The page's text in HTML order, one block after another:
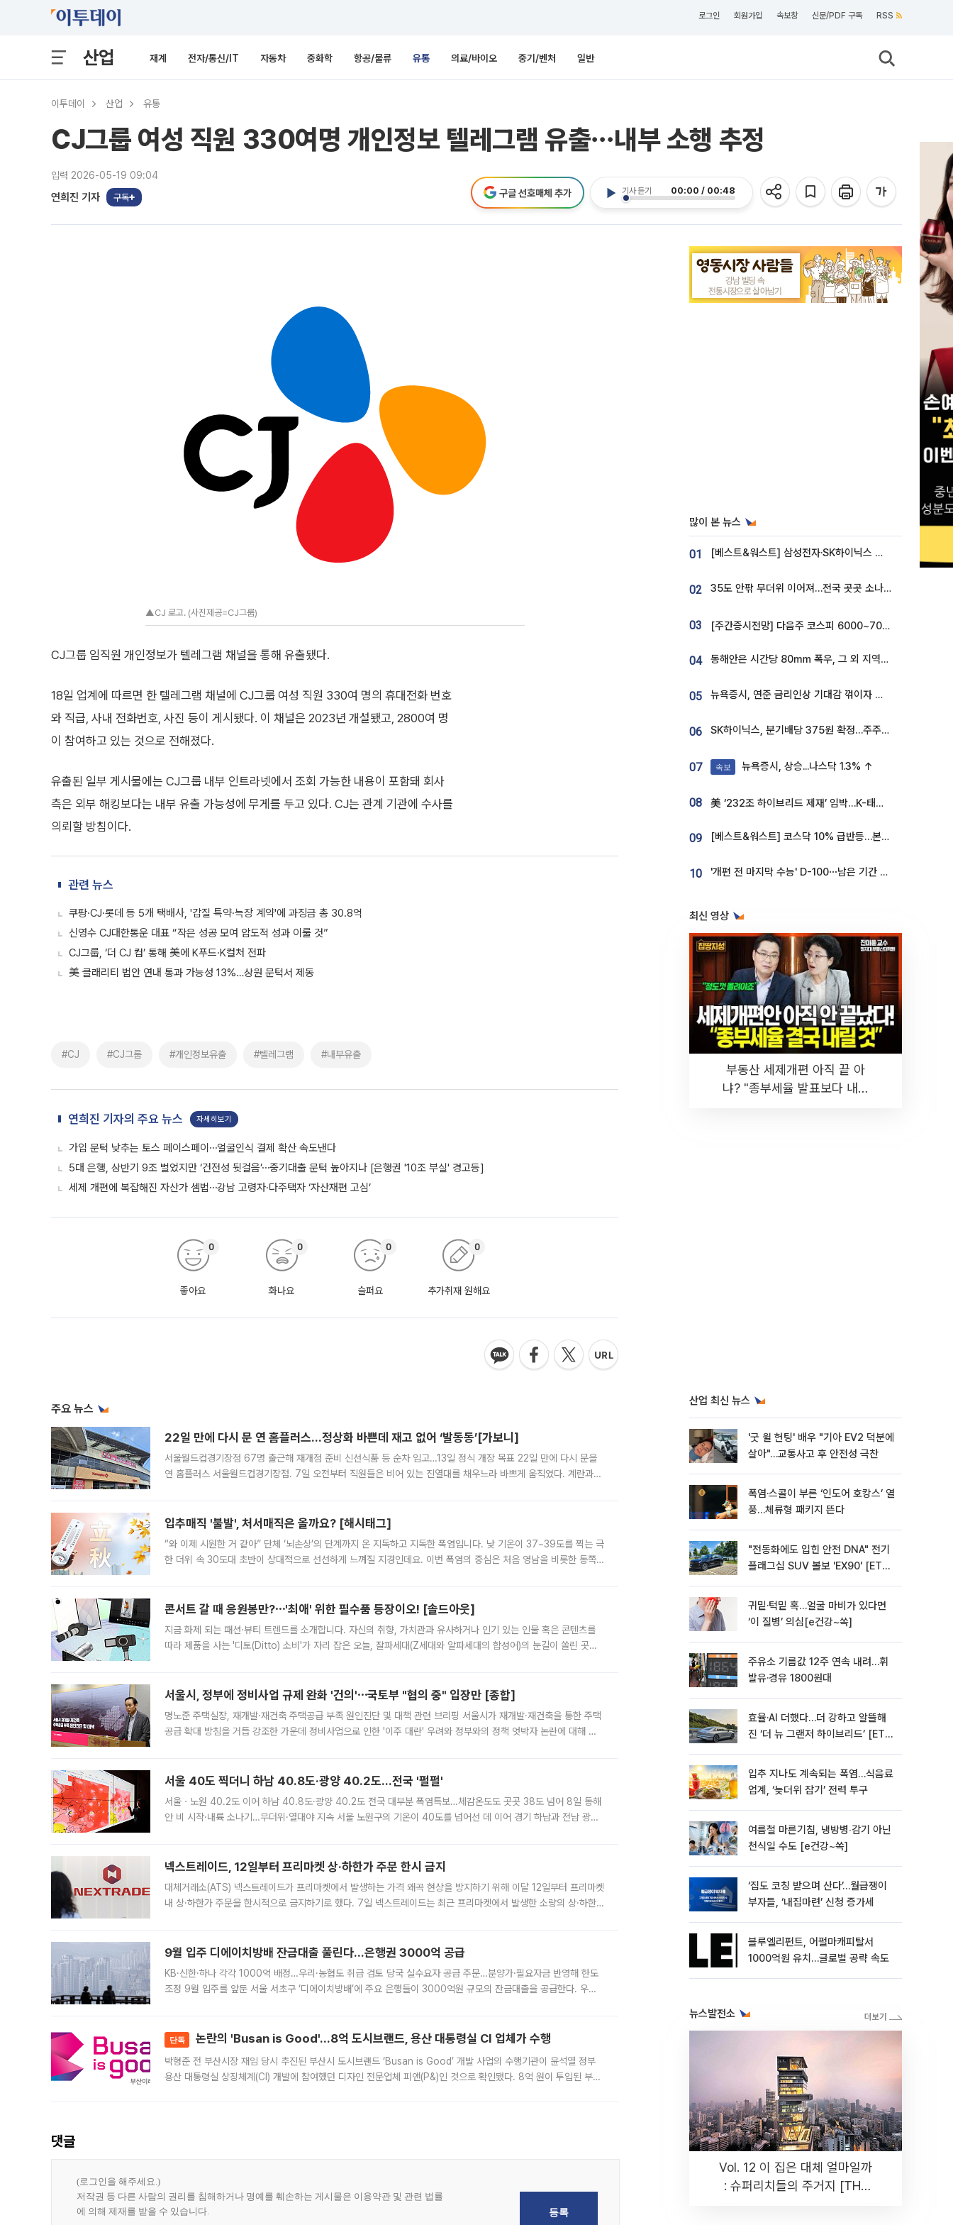
로그인 회원가입 속보창 신문/PDF 구독 RSS
산업 재계 전자/통신/IT 자동차 중화학 항공/물류 유통 의료/바이오 중기/벤처 일반
이투데이 산업 유통
CJ그룹 여성 직원 330여명 개인정보 텔레그램 유출⋯내부 소행 추정
입력 2026-05-19 09:04
연희진 기자 구독
기사 듣기 00:00 / 00:48
구글 선호매체 추가
▲CJ 로고. (사진제공=CJ그룹)
CJ그룹 임직원 개인정보가 텔레그램 채널을 통해 유출됐다.
18일 업계에 따르면 한 텔레그램 채널에 CJ그룹 여성 직원 330여 명의 휴대전화 번호
와 직급, 사내 전화번호, 사진 등이 게시됐다. 이 채널은 2023년 개설됐고, 2800여 명
이 참여하고 있는 것으로 전해졌다.
유출된 일부 게시물에는 CJ그룹 내부 인트라넷에서 조회 가능한 내용이 포함돼 회사
측은 외부 해킹보다는 내부 유출 가능성에 무게를 두고 있다. CJ는 관계 기관에 수사를
의뢰할 방침이다.
관련 뉴스
쿠팡·CJ·롯데 등 5개 택배사, '갑질 특약·늑장 계약'에 과징금 총 30.8억
신영수 CJ대한통운 대표 “작은 성공 모여 압도적 성과 이룰 것”
CJ그룹, ‘더 CJ 컵’ 통해 美에 K푸드·K컬처 전파
美 클래리티 법안 연내 통과 가능성 13%…상원 문턱서 제동
#CJ #CJ그룹 #개인정보유출 #텔레그램 #내부유출
연희진 기자의 주요 뉴스 자세히보기
가입 문턱 낮추는 토스 페이스페이⋯얼굴인식 결제 확산 속도낸다
5대 은행, 상반기 9조 벌었지만 ‘건전성 뒷걸음’⋯중기대출 문턱 높아지나 [은행권 '10조 부실' 경고등]
세제 개편에 복잡해진 자산가 셈법⋯강남 고령자·다주택자 ‘자산재편 고심’
좋아요
0
화나요
0
슬퍼요
0
추가취재 원해요
0
주요 뉴스
22일 만에 다시 문 연 홈플러스…정상화 바쁜데 재고 없어 ‘발동동’[가보니]
서울월드컵경기장점 67명 출근해 재개점 준비 신선식품 등 순차 입고…13일 정식 개장 목표 22일 만에 다시 문을
연 홈플러스 서울월드컵경기장점. 7일 오전부터 직원들은 비어 있는 진열대를 채우느라 바쁘게 움직였다. 계란과
입추매직 '불발', 처서매직은 올까요? [해시태그]
“와 이제 시원한 거 같아” 단체 ‘뇌손상’의 단계까지 온 지독하고 지독한 폭염입니다. 낮 기온이 37~39도를 찍는 극
한 더위 속 30도대 초반이 상대적으로 선선하게 느껴질 지경인데요. 이번 폭염의 중심은 처음 영남을 비롯한 동쪽
콘서트 갈 때 응원봉만?⋯'최애' 위한 필수품 등장이오! [솔드아웃]
지금 화제 되는 패션·뷰티 트렌드를 소개합니다. 자신의 취향, 가치관과 유사하거나 인기 있는 인물 혹은 콘텐츠를
따라 제품을 사는 '디토(Ditto) 소비'가 자리 잡은 오늘, 잘파세대(Z세대와 알파세대의 합성어)의 눈길이 쏠린 곳은
서울시, 정부에 정비사업 규제 완화 '건의'⋯국토부 "협의 중" 입장만 [종합]
명노준 주택실장, 재개발·재건축 주택공급 부족 원인진단 및 대책 관련 브리핑 서울시가 재개발·재건축을 통한 주택
공급 확대 방침을 거듭 강조한 가운데 정비사업으로 인한 '이주 대란' 우려와 정부와의 정책 엇박자 논란에 대해 정
서울 40도 찍더니 하남 40.8도·광양 40.2도…전국 '펄펄'
서울ㆍ노원 40.2도 이어 하남 40.8도·광양 40.2도 전국 대부분 폭염특보…체감온도도 곳곳 38도 넘어 8일 동해
안 비 시작·내륙 소나기…무더위·열대야 지속 서울 노원구의 기온이 40도를 넘어선 데 이어 경기 하남과 전남 광양
넥스트레이드, 12일부터 프리마켓 상·하한가 주문 한시 금지
대체거래소(ATS) 넥스트레이드가 프리마켓에서 발생하는 가격 왜곡 현상을 방지하기 위해 이달 12일부터 프리마켓
내 상·하한가 주문을 한시적으로 금지하기로 했다. 7일 넥스트레이드는 최근 프리마켓에서 발생한 소량의 상·하한
9월 입주 디에이치방배 잔금대출 풀린다…은행권 3000억 공급
KB·신한·하나 각각 1000억 배정…우리·농협도 취급 검토 당국 실수요자 공급 주문…분양가·필요자금 반영해 한도
조정 9월 입주를 앞둔 서울 서초구 ‘디에이치방배’에 주요 은행들이 3000억원 규모의 잔금대출을 공급한다. 우리
단독 논란의 'Busan is Good'…8억 도시브랜드, 용산 대통령실 CI 업체가 수행
박형준 전 부산시장 재임 당시 추진된 부산시 도시브랜드 ‘Busan is Good’ 개발 사업의 수행기관이 윤석열 정부
용산 대통령실 상징체계(CI) 개발에 참여했던 디자인 전문업체 피앤(P&)인 것으로 확인됐다. 8억 원이 투입된 부산
댓글
많이 본 뉴스
01 [베스트&워스트] 삼성전자·SK하이닉스 밀린 한 주…상상인증권은 85% 급등
02 35도 안팎 무더위 이어져…전국 곳곳 소나기 [오늘 날씨]
03 [주간증시전망] 다음주 코스피 6000~7000⋯“外人 수급은 정책이 변수”
04 동해안은 시간당 80㎜ 폭우, 그 외 지역은 폭염…‘극과 극 날씨’
05 뉴욕증시, 연준 금리인상 기대감 꺾이자 상승...S&P500 사상 최고치 [종합]
06 SK하이닉스, 분기배당 375원 확정…주주환원책 9월로 앞당겨 발표
07 속보 뉴욕증시, 상승...나스닥 1.3% ↑
08 美 ‘232조 하이브리드 제재’ 임박…K-태양광, 불확실성 털고 날개 다나
09 [베스트&워스트] 코스닥 10% 급반등…본느, 최대주주 변경 기대에 270% 폭등
10 '개편 전 마지막 수능' D-100⋯남은 기간 성적 올릴 전략은
최신 영상
부동산 세제개편 아직 끝 아
냐? "종부세율 발표보다 내릴
산업 최신 뉴스
'굿 윌 헌팅' 배우 "기아 EV2 덕분에
살아"…교통사고 후 안전성 극찬
폭염·스콜이 부른 ‘인도어 호캉스’ 열
풍…체류형 패키지 뜬다
"전동화에도 입힌 안전 DNA" 전기
플래그십 SUV 볼보 'EX90' [ET의
귀밑·턱밑 혹…얼굴 마비가 있다면
‘이 질병’ 의심[e건강~쏙]
주유소 기름값 12주 연속 내려…휘
발유·경유 1800원대
효율·AI 더했다…더 강하고 알뜰해
진 ‘더 뉴 그랜저 하이브리드’ [ET의
입추 지나도 계속되는 폭염…식음료
업계, ‘늦더위 잡기’ 전력 투구
여름철 마른기침, 냉방병‧감기 아닌
천식일 수도 [e건강~쏙]
‘집도 코칭 받으며 산다’…월급쟁이
부자들, ‘내집마련’ 신청 증가세
블루엘리펀트, 어펄마캐피탈서
1000억원 유치…글로벌 공략 속도
뉴스발전소
Vol. 12 이 집은 대체 얼마일까
: 슈퍼리치들의 주거지 [THE